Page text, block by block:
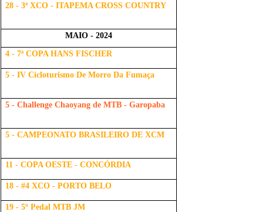
28 - 3ª XCO - ITAPEMA CROSS COUNTRY
MAIO - 2024
4 - 7ª COPA HANS FISCHER
5 - IV Cicloturismo De Morro Da Fumaça
5 - Challenge Chaoyang de MTB - Garopaba
5 - CAMPEONATO BRASILEIRO DE XCM
11 - COPA OESTE - CONCÓRDIA
18 - #4 XCO - PORTO BELO
19 - 5º Pedal MTB JM